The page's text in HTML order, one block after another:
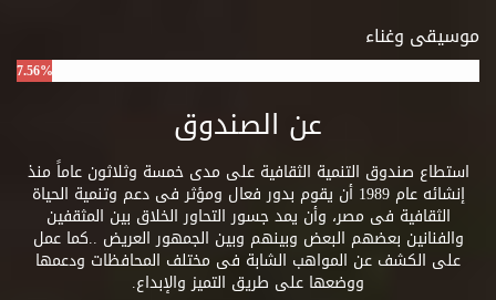
موسيقى وغناء
7.56%
عن الصندوق
استطاع صندوق التنمية الثقافية على مدى خمسة وثلاثون عاماً منذ
إنشائه عام 1989 أن يقوم بدور فعال ومؤثر فى دعم وتنمية الحياة
الثقافية فى مصر، وأن يمد جسور التحاور الخلاق بين المثقفين
والفنانين بعضهم البعض وبينهم وبين الجمهور العريض ..كما عمل
على الكشف عن المواهب الشابة فى مختلف المحافظات ودعمها
ووضعها على طريق التميز والإبداع.